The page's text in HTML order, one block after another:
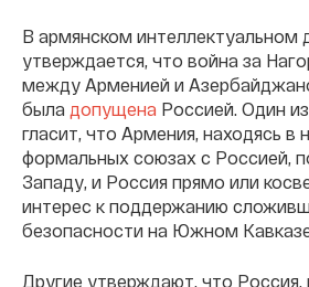
В армянском интеллектуальном
утверждается, что война за
между Арменией и
была допущена Россией. Один
гласит, что Армения, находясь в
формальных союзах с Россией,
Западу, и Россия прямо или
интерес к поддержанию
безопасности на Южном
Другие утверждают, что Россия,